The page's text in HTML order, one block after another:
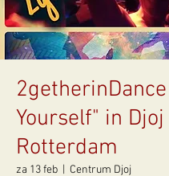
Yourself" in Djoj
Rotterdam
za 13 feb Centrum Djoj